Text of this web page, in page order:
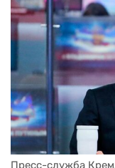
Пресс-служба